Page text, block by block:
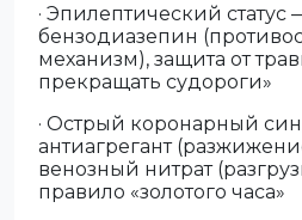
· Эпилептический статус
бензодиазепин
механизм), защита от
прекращать судороги»
· Острый коронарный
антиагрегант
венозный нитрат
правило «золотого часа»